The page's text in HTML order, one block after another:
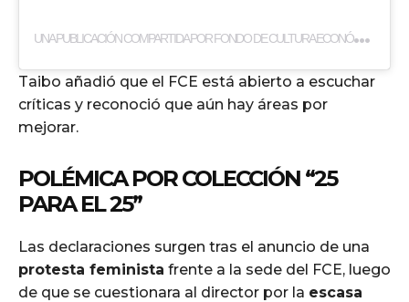
U
NA PUBLICACIÓN COMPARTIDA POR FONDO DE CULTURA ECONÓMICA (@FCEMEXICO)
Taibo añadió que el FCE está abierto a escuchar
críticas y reconoció que aún hay áreas por
mejorar.
POLÉMICA POR COLECCIÓN “25
PARA EL 25”
Las declaraciones surgen tras el anuncio de una
protesta feminista frente a la sede del FCE, luego
de que se cuestionara al director por la escasa